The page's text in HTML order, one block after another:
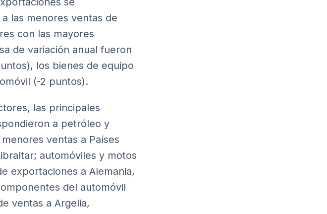
las menores ventas de
con las mayores
de variación anual fueron
los bienes de equipo
(-2 puntos).
las principales
a petróleo y
ventas a Países
automóviles y motos
exportaciones a Alemania,
del automóvil
ventas a Argelia,